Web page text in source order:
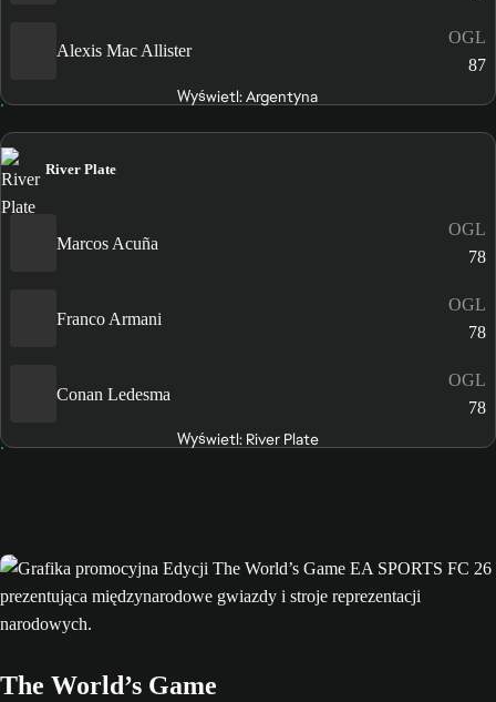
Alexis Mac Allister
OGL
87
Wyświetl: Argentyna
River Plate
Marcos Acuña
OGL
78
Franco Armani
OGL
78
Conan Ledesma
OGL
78
Wyświetl: River Plate
The World’s Game